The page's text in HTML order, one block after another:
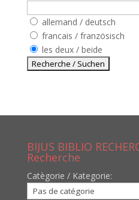
allemand / deutsch
francais / französisch
les deux / beide
BIJUS BIBLIO
Recherche
Catègorie / Kategorie: